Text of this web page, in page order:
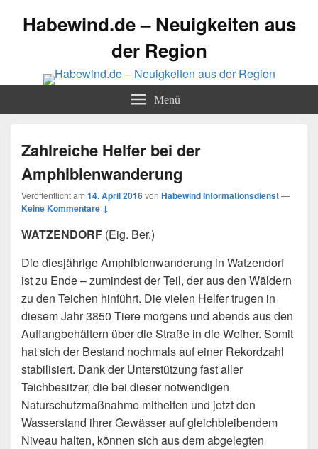
Habewind.de – Neuigkeiten aus
der Region
Menü
Zahlreiche Helfer bei der
Amphibienwanderung
Veröffentlicht am 14. April 2016von Habewind Informationsdienst—
Keine Kommentare ↓
WATZENDORF (Eig. Ber.)
Die diesjährige Amphibienwanderung in Watzendorf
ist zu Ende – zumindest der Teil, der aus den Wäldern
zu den Teichen hinführt. Die vielen Helfer trugen in
diesem Jahr 3850 Tiere morgens und abends aus den
Auffangbehältern über die Straße in die Weiher. Somit
hat sich der Bestand nochmals auf einer Rekordzahl
stabilisiert. Dank der Unterstützung fast aller
Teichbesitzer, die bei dieser notwendigen
Naturschutzmaßnahme mithelfen und jetzt den
Wasserstand ihrer Gewässer auf gleichbleibendem
Niveau halten, können sich aus dem abgelegten